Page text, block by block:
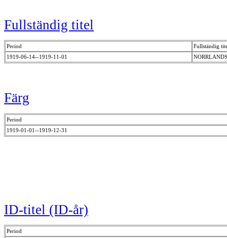
Fullständig titel
Period
Fullständig
1919-06-14--1919-11-01
Färg
Period
1919-01-01--1919-12-31
ID-titel (ID-år)
Period